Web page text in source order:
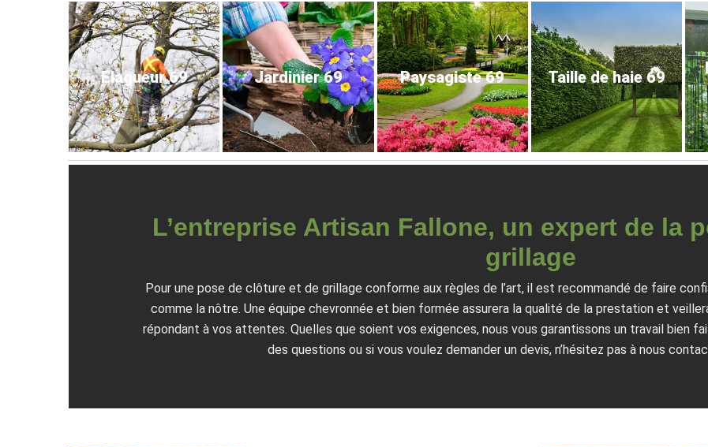
Elagueur 69 Jardinier 69 Paysagiste 69 Taille de haie 69
L’entreprise Artisan Fallone, un expert de la
grillage
Pour une pose de clôture et de grillage conforme aux règles de l’art, il est recommandé de faire
comme la nôtre. Une équipe chevronnée et bien formée assurera la qualité de la prestation et
répondant à vos attentes. Quelles que soient vos exigences, nous vous garantissons un travail bien
des questions ou si vous voulez demander un devis, n’hésitez pas à nous